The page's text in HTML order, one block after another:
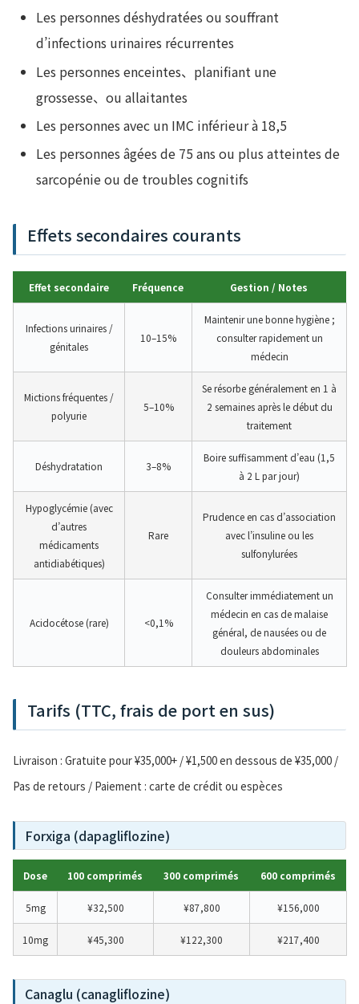
Les personnes déshydratées ou souffrant
d’infections urinaires récurrentes
Les personnes enceintes、planifiant une
grossesse、ou allaitantes
Les personnes avec un IMC inférieur à 18,5
Les personnes âgées de 75 ans ou plus atteintes de
sarcopénie ou de troubles cognitifs
Effets secondaires courants
Effet secondaire Fréquence Gestion / Notes
Infections urinaires /
génitales
10–15%
Maintenir une bonne hygiène ;
consulter rapidement un
médecin
Mictions fréquentes /
polyurie
5–10%
Se résorbe généralement en 1 à
2 semaines après le début du
traitement
Déshydratation 3–8%
Boire suffisamment d’eau (1,5
à 2 L par jour)
Hypoglycémie (avec
d’autres
médicaments
antidiabétiques)
Rare
Prudence en cas d’association
avec l’insuline ou les
sulfonylurées
Acidocétose (rare) <0,1%
Consulter immédiatement un
médecin en cas de malaise
général, de nausées ou de
douleurs abdominales
Tarifs (TTC, frais de port en sus)
Livraison : Gratuite pour ¥35,000+ / ¥1,500 en dessous de ¥35,000 /
Pas de retours / Paiement : carte de crédit ou espèces
Forxiga (dapagliflozine)
Dose 100 comprimés 300 comprimés 600 comprimés
5mg ¥32,500 ¥87,800 ¥156,000
10mg ¥45,300 ¥122,300 ¥217,400
Canaglu (canagliflozine)